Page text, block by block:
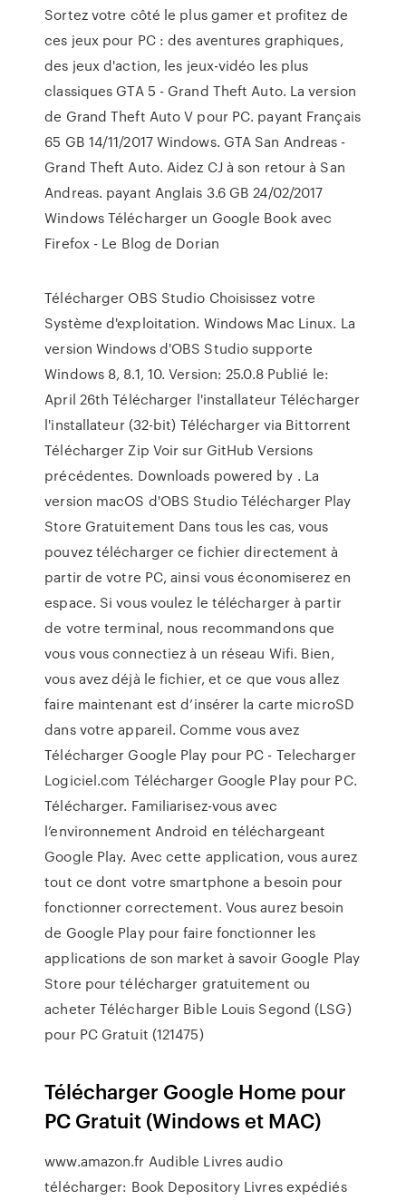
Sortez votre côté le plus gamer et profitez de
ces jeux pour PC : des aventures graphiques,
des jeux d'action, les jeux-vidéo les plus
classiques GTA 5 - Grand Theft Auto. La version
de Grand Theft Auto V pour PC. payant Français
65 GB 14/11/2017 Windows. GTA San Andreas -
Grand Theft Auto. Aidez CJ à son retour à San
Andreas. payant Anglais 3.6 GB 24/02/2017
Windows Télécharger un Google Book avec
Firefox - Le Blog de Dorian
Télécharger OBS Studio Choisissez votre
Système d'exploitation. Windows Mac Linux. La
version Windows d'OBS Studio supporte
Windows 8, 8.1, 10. Version: 25.0.8 Publié le:
April 26th Télécharger l'installateur Télécharger
l'installateur (32-bit) Télécharger via Bittorrent
Télécharger Zip Voir sur GitHub Versions
précédentes. Downloads powered by . La
version macOS d'OBS Studio Télécharger Play
Store Gratuitement Dans tous les cas, vous
pouvez télécharger ce fichier directement à
partir de votre PC, ainsi vous économiserez en
espace. Si vous voulez le télécharger à partir
de votre terminal, nous recommandons que
vous vous connectiez à un réseau Wifi. Bien,
vous avez déjà le fichier, et ce que vous allez
faire maintenant est d’insérer la carte microSD
dans votre appareil. Comme vous avez
Télécharger Google Play pour PC - Telecharger
Logiciel.com Télécharger Google Play pour PC.
Télécharger. Familiarisez-vous avec
l’environnement Android en téléchargeant
Google Play. Avec cette application, vous aurez
tout ce dont votre smartphone a besoin pour
fonctionner correctement. Vous aurez besoin
de Google Play pour faire fonctionner les
applications de son market à savoir Google Play
Store pour télécharger gratuitement ou
acheter Télécharger Bible Louis Segond (LSG)
pour PC Gratuit (121475)
Télécharger Google Home pour
PC Gratuit (Windows et MAC)
www.amazon.fr Audible Livres audio
télécharger: Book Depository Livres expédiés